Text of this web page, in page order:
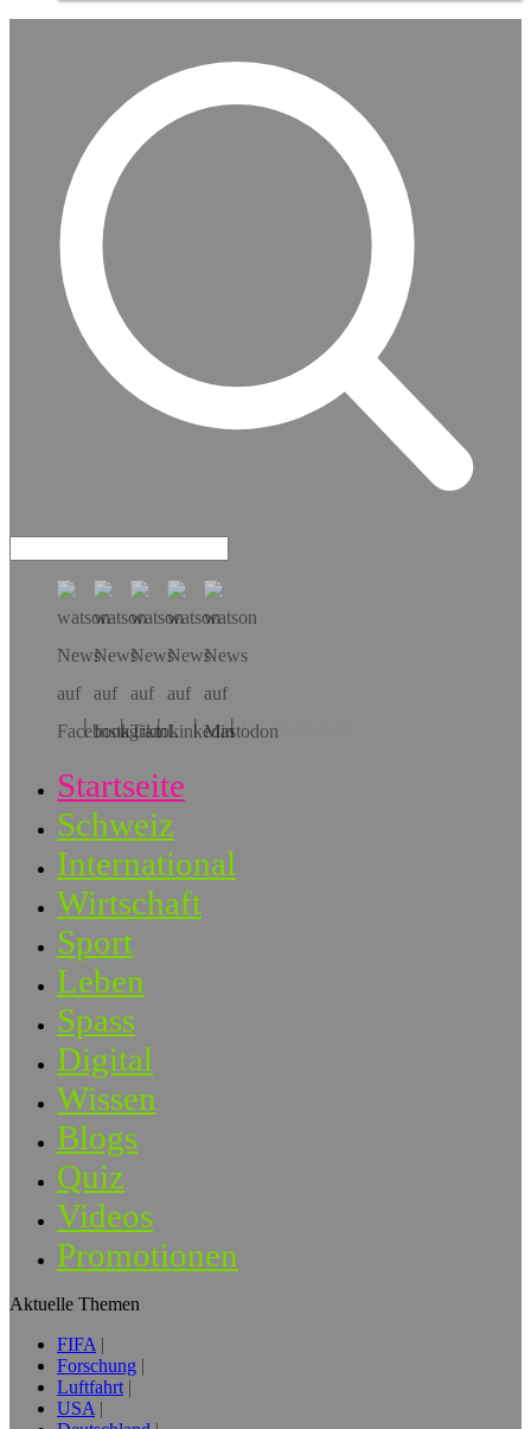
Hol dir die App!
Startseite
Schweiz
International
Wirtschaft
Sport
Leben
Spass
Digital
Wissen
Blogs
Quiz
Videos
Promotionen
Aktuelle Themen
FIFA
Forschung
Luftfahrt
USA